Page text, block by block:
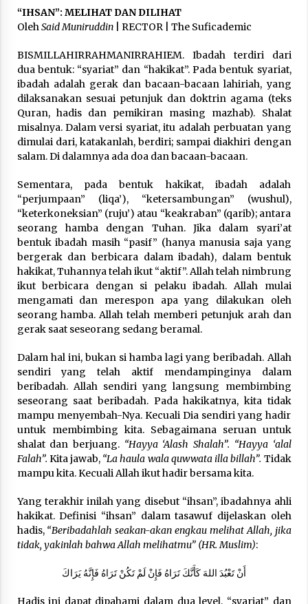
3 months ago
Said Muniruddin Latih Mental dan Spiritual 80
Siswa YPHC
3 months ago
Said Muniruddin Beri Pelatihan dan Motivasi
Aceh
4 months ago
SELVi: Sebuah Model Motivasi dalam
Kepemimpinan Bisnis
4 months ago
Eksistensi Iran dalam Tiga Ayat: Memahami
Aliansi Yahudi dan Kristen dalam Dinamika
Nubuwwat
4 months ago
“IHSAN”: MELIHAT DAN DILIHAT
OlehSaid Muniruddin| RECTOR | The Suficademic
BISMILLAHIRRAHMANIRRAHIEM. Ibadah terdiri dari
dua bentuk: “syariat” dan “hakikat”. Pada bentuk syariat,
ibadah adalah gerak dan bacaan-bacaan lahiriah, yang
dilaksanakan sesuai petunjuk dan doktrin agama (teks
Quran, hadis dan pemikiran masing mazhab). Shalat
misalnya. Dalam versi syariat, itu adalah perbuatan yang
dimulai dari, katakanlah, berdiri; sampai diakhiri dengan
salam. Di dalamnya ada doa dan bacaan-bacaan.
Sementara, pada bentuk hakikat, ibadah adalah
“perjumpaan” (liqa’), “ketersambungan” (wushul),
“keterkoneksian” (ruju’) atau “keakraban” (qarib); antara
seorang hamba dengan Tuhan. Jika dalam syari’at
bentuk ibadah masih “pasif” (hanya manusia saja yang
bergerak dan berbicara dalam ibadah), dalam bentuk
hakikat, Tuhannya telah ikut “aktif”. Allah telah nimbrung
ikut berbicara dengan si pelaku ibadah. Allah mulai
mengamati dan merespon apa yang dilakukan oleh
seorang hamba. Allah telah memberi petunjuk arah dan
gerak saat seseorang sedang beramal.
Dalam hal ini, bukan si hamba lagi yang beribadah. Allah
sendiri yang telah aktif mendampinginya dalam
beribadah. Allah sendiri yang langsung membimbing
seseorang saat beribadah. Pada hakikatnya, kita tidak
mampu menyembah-Nya. Kecuali Dia sendiri yang hadir
untuk membimbing kita. Sebagaimana seruan untuk
shalat dan berjuang. “Hayya ‘Alash Shalah”. “Hayya ‘alal
Falah”. Kita jawab, “La haula wala quwwata illa billah”. Tidak
mampu kita. Kecuali Allah ikut hadir bersama kita.
Yang terakhir inilah yang disebut “ihsan”, ibadahnya ahli
hakikat. Definisi “ihsan” dalam tasawuf dijelaskan oleh
hadis, “Beribadahlah seakan-akan engkau melihat Allah, jika
tidak, yakinlah bahwa Allah melihatmu” (HR. Muslim):
أَنْ تَعْبُدَ اللهَ كَأَنَّكَ تَرَاهُ فَإِنْ لَمْ تَكُنْ تَرَاهُ فَإِنَّهُ يَرَاكَ
Hadis ini dapat dipahami dalam dua level, “syariat” dan